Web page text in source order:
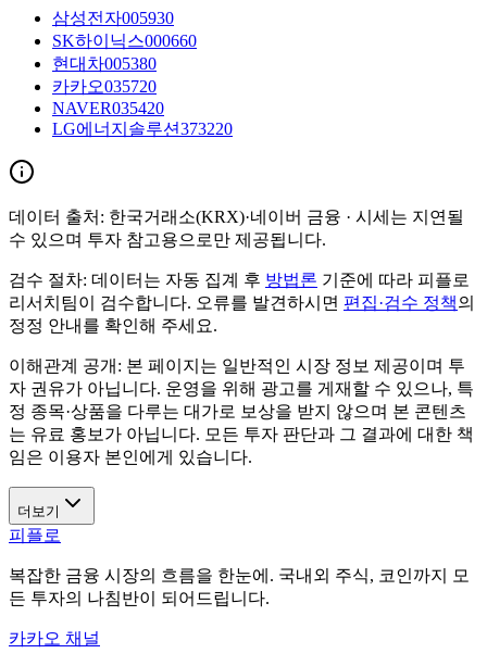
삼성전자005930
SK하이닉스000660
현대차005380
카카오035720
NAVER035420
LG에너지솔루션373220
데이터 출처: 한국거래소(KRX)·네이버 금융 · 시세는 지연될
수 있으며 투자 참고용으로만 제공됩니다.
검수 절차: 데이터는 자동 집계 후 방법론 기준에 따라 피플로
리서치팀이 검수합니다. 오류를 발견하시면 편집·검수 정책의
정정 안내를 확인해 주세요.
이해관계 공개: 본 페이지는 일반적인 시장 정보 제공이며 투
자 권유가 아닙니다. 운영을 위해 광고를 게재할 수 있으나, 특
정 종목·상품을 다루는 대가로 보상을 받지 않으며 본 콘텐츠
는 유료 홍보가 아닙니다. 모든 투자 판단과 그 결과에 대한 책
임은 이용자 본인에게 있습니다.
더보기
피플로
복잡한 금융 시장의 흐름을 한눈에. 국내외 주식, 코인까지 모
든 투자의 나침반이 되어드립니다.
카카오 채널